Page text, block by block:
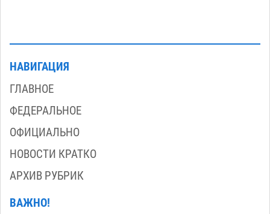
НАВИГАЦИЯ
ГЛАВНОЕ
ФЕДЕРАЛЬНОЕ
ОФИЦИАЛЬНО
НОВОСТИ КРАТКО
АРХИВ РУБРИК
ВАЖНО!